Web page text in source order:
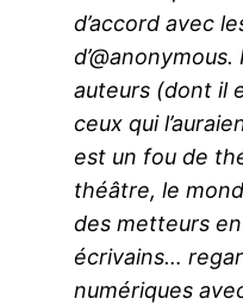
d’accord avec
auteurs (dont il
ceux qui
est un fou de
théâtre, le
des metteurs
écrivains…
numériques